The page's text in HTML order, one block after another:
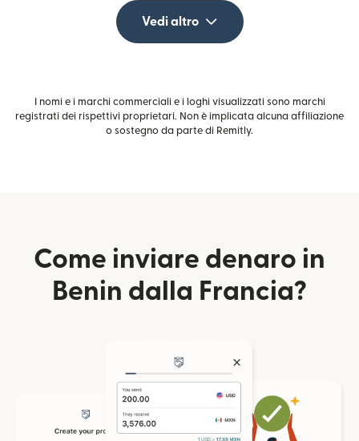
Vedi altro
I nomi e i marchi commerciali e i loghi visualizzati sono marchi
registrati dei rispettivi proprietari. Non è implicata alcuna affiliazione
o sostegno da parte di Remitly.
Come inviare denaro in
Benin dalla Francia?